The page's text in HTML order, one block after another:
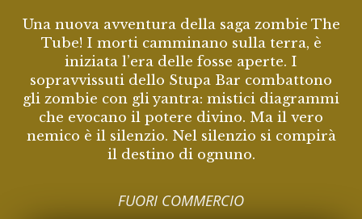
Una nuova avventura della saga zombie The
Tube! I morti camminano sulla terra, è
iniziata l’era delle fosse aperte. I
sopravvissuti dello Stupa Bar combattono
gli zombie con gli yantra: mistici diagrammi
che evocano il potere divino. Ma il vero
nemico è il silenzio. Nel silenzio si compirà
il destino di ognuno.
FUORI COMMERCIO